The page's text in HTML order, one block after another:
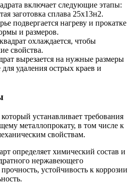
включает следующие этапы:
заготовка сплава 25х13н2.
подвергается нагреву и прокатке
и размеров.
охлаждается, чтобы
свойства.
вырезается на нужные размеры
для удаления острых краев и
устанавливает требования
металлопрокату, в том числе к
свойствам.
определяет химический состав и
нержавеющего
устойчивость к коррозии